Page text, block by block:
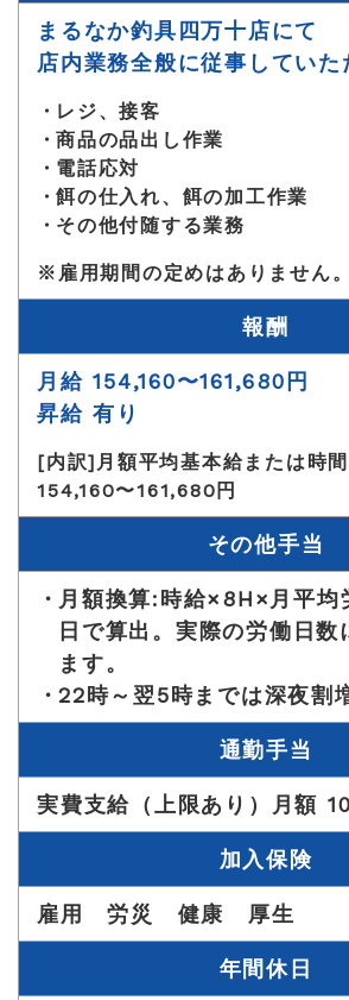
まるなか釣具四万十店にて
店内業務全般に従事していた
レジ、接客
商品の品出し作業
電話応対
餌の仕入れ、餌の加工作業
その他付随する業務
※雇用期間の定めはありません。
報酬
月給 154,160〜161,680円
昇給 有り
[内訳]月額平均基本給または時
154,160〜161,680円
その他手当
月額換算:時給×8H×月平均
日で算出。実際の労働日数
ます。
22時～翌5時までは深夜割
通勤手当
実費支給（上限あり）月額
加入保険
雇用 労災 健康 厚生
年間休日